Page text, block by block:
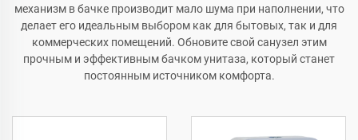
механизм в бачке производит мало шума при наполнении, что
делает его идеальным выбором как для бытовых, так и для
коммерческих помещений. Обновите свой санузел этим
прочным и эффективным бачком унитаза, который станет
постоянным источником комфорта.